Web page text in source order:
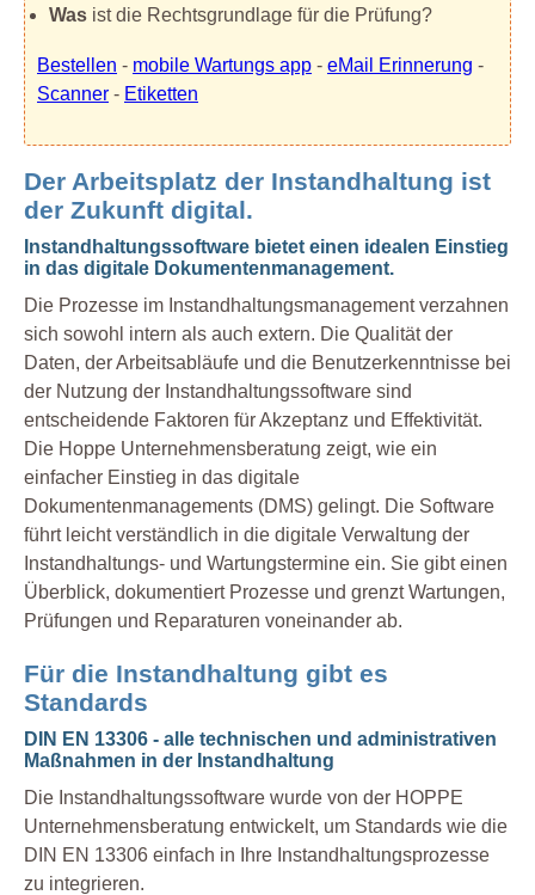
Was ist die Rechtsgrundlage für die Prüfung?
Bestellen - mobile Wartungs app - eMail Erinnerung -
Scanner - Etiketten
Der Arbeitsplatz der Instandhaltung ist
der Zukunft digital.
Instandhaltungssoftware bietet einen idealen Einstieg
in das digitale Dokumentenmanagement.
Die Prozesse im Instandhaltungsmanagement verzahnen
sich sowohl intern als auch extern. Die Qualität der
Daten, der Arbeitsabläufe und die Benutzerkenntnisse bei
der Nutzung der Instandhaltungssoftware sind
entscheidende Faktoren für Akzeptanz und Effektivität.
Die Hoppe Unternehmensberatung zeigt, wie ein
einfacher Einstieg in das digitale
Dokumentenmanagements (DMS) gelingt. Die Software
führt leicht verständlich in die digitale Verwaltung der
Instandhaltungs- und Wartungstermine ein. Sie gibt einen
Überblick, dokumentiert Prozesse und grenzt Wartungen,
Prüfungen und Reparaturen voneinander ab.
Für die Instandhaltung gibt es
Standards
DIN EN 13306 - alle technischen und administrativen
Maßnahmen in der Instandhaltung
Die Instandhaltungssoftware wurde von der HOPPE
Unternehmensberatung entwickelt, um Standards wie die
DIN EN 13306 einfach in Ihre Instandhaltungsprozesse
zu integrieren.